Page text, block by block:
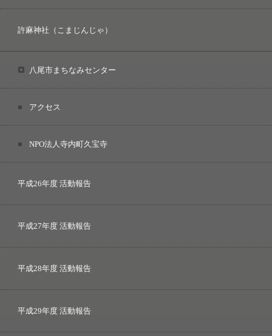
許麻神社（こまじんじゃ）
八尾市まちなみセンター
アクセス
NPO法人寺内町久宝寺
平成26年度 活動報告
平成27年度 活動報告
平成28年度 活動報告
平成29年度 活動報告